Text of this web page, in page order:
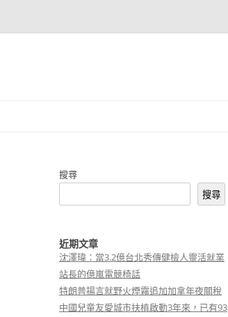
搜尋
搜尋
近期文章
沈澤瑋：當3.2億台北秀傳健檢人靈活就業
站長的億嵐電競椅話
特朗普揚言就野火煙霧追加加拿年夜關稅
中國兒童友愛城市扶植啟動3年來，已有93